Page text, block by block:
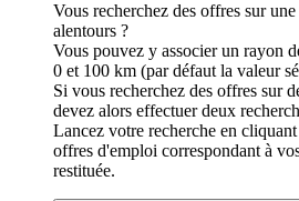
Vous recherchez des offres sur
alentours ?
Vous pouvez y associer un rayon
0 et 100 km (par défaut la valeur
Si vous recherchez des offres sur
devez alors effectuer deux
Lancez votre recherche en
offres d'emploi correspondant à
restituée.